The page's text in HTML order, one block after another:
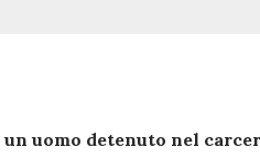
un uomo detenuto nel